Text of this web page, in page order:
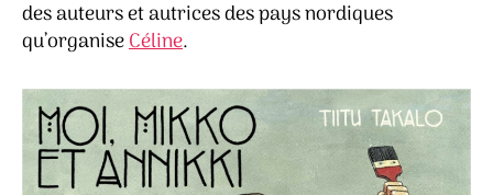
des auteurs et autrices des pays nordiques
qu’organiseCéline.